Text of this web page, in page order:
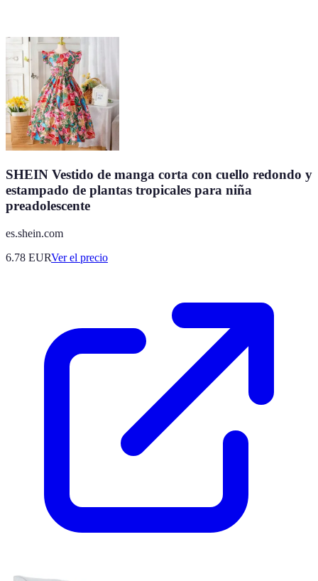
SHEIN Vestido de manga corta con cuello redondo y
estampado de plantas tropicales para niña
preadolescente
es.shein.com
6.78 EURVer el precio